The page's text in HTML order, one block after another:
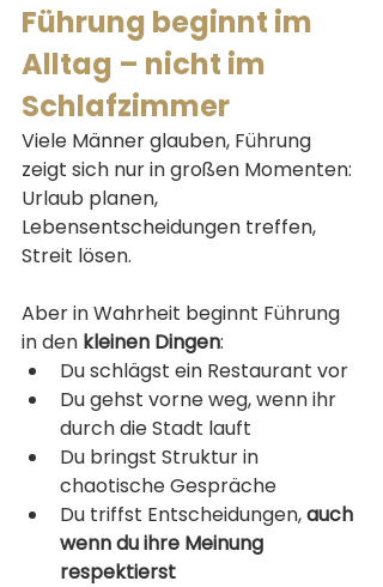
Führung beginnt im
Alltag – nicht im
Schlafzimmer
Viele Männer glauben, Führung
zeigt sich nur in großen Momenten:
Urlaub planen,
Lebensentscheidungen treffen,
Streit lösen.
Aber in Wahrheit beginnt Führung
in den kleinen Dingen:
Du schlägst ein Restaurant vor
Du gehst vorne weg, wenn ihr
durch die Stadt lauft
Du bringst Struktur in
chaotische Gespräche
Du triffst Entscheidungen, auch
wenn du ihre Meinung
respektierst